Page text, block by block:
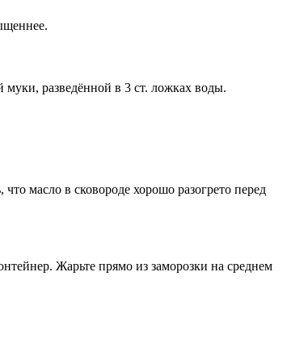
разведённой в 3 ст. ложках воды.
масло в сковороде хорошо разогрето перед
Жарьте прямо из заморозки на среднем